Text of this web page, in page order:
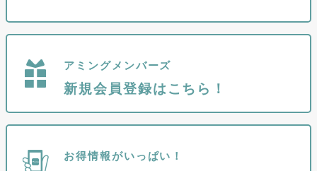
アミングメンバーズ
新規会員登録はこちら！
お得情報がいっぱい！